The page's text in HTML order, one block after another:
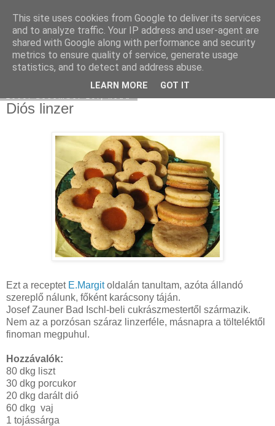
Moha Konyha
Diós linzer
Ezt a receptet E.Margitoldalán tanultam, azóta állandó
szereplő nálunk, főként karácsony táján.
Josef Zauner Bad Ischl-beli cukrászmestertől származik.
Nem az a porzósan száraz linzerféle, másnapra a tölteléktől
finoman megpuhul.
Hozzávalók:
80 dkg liszt
30 dkg porcukor
20 dkg darált dió
60 dkg vaj
1 tojássárga
This site uses cookies from Google to deliver its services
and to analyze traffic. Your IP address and user-agent are
shared with Google along with performance and security
metrics to ensure quality of service, generate usage
statistics, and to detect and address abuse.
LEARN MORE GOT IT